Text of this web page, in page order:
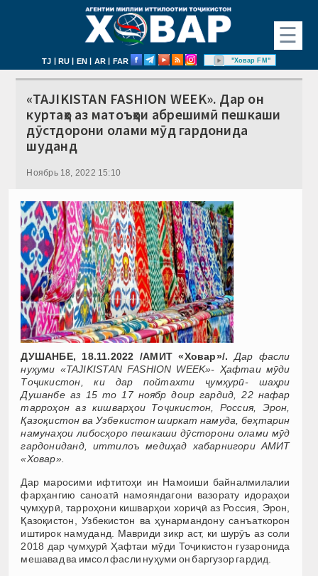
☰
TJ | RU | EN | AR | FAR "Ховар FM"
«TAJIKISTAN FASHION WEEK». Дар он
куртаҳо аз матоъҳои абрешимӣ пешкаши
дӯстдорони олами мӯд гардонида
шуданд
Ноябрь 18, 2022 15:10
ДУШАНБЕ, 18.11.2022 /АМИТ «Ховар»/. Дар фасли
нуҳуми «TAJIKISTAN FASHION WEEK»- Ҳафтаи мӯди
Тоҷикистон, ки дар пойтахти ҷумҳурӣ- шаҳри
Душанбе аз 15 то 17 ноябр доир гардид, 22 нафар
тарроҳон аз кишварҳои Тоҷикистон, Россия, Эрон,
Қазоқистон ва Узбекистон ширкат намуда, беҳтарин
намунаҳои либосҳоро пешкаши дӯсторони олами мӯд
гардониданд, иттилоъ медиҳад хабарнигори АМИТ
«Ховар».
Дар маросими ифтитоҳи ин Намоиши байналмилалии
фарҳангию саноатӣ намояндагони вазорату идораҳои
ҷумҳурӣ, тарроҳони кишварҳои хориҷӣ аз Россия, Эрон,
Қазоқистон, Узбекистон ва ҳунармандону санъаткорон
иштирок намуданд. Мавриди зикр аст, ки шурӯъ аз соли
2018 дар ҷумҳурӣ Ҳафтаи мӯди Тоҷикистон гузаронида
мешавад ва имсол фасли нуҳуми он баргузор гардид.